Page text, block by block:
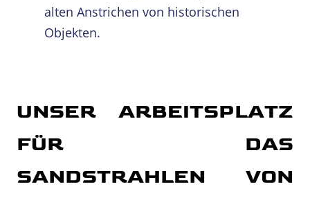
alten Anstrichen von historischen
Objekten.
UNSER ARBEITSPLATZ
FÜR DAS
SANDSTRAHLEN VON